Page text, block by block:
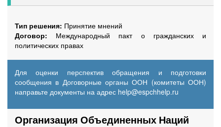
Тип решения: Принятие мнений
Договор: Международный пакт о гражданских и
политических правах
Для оценки перспектив обращения и подготовки
сообщения в Договорные органы ООН (комитеты ООН)
направьте документы на адрес help@espchhelp.ru
Организация Объединенных Наций